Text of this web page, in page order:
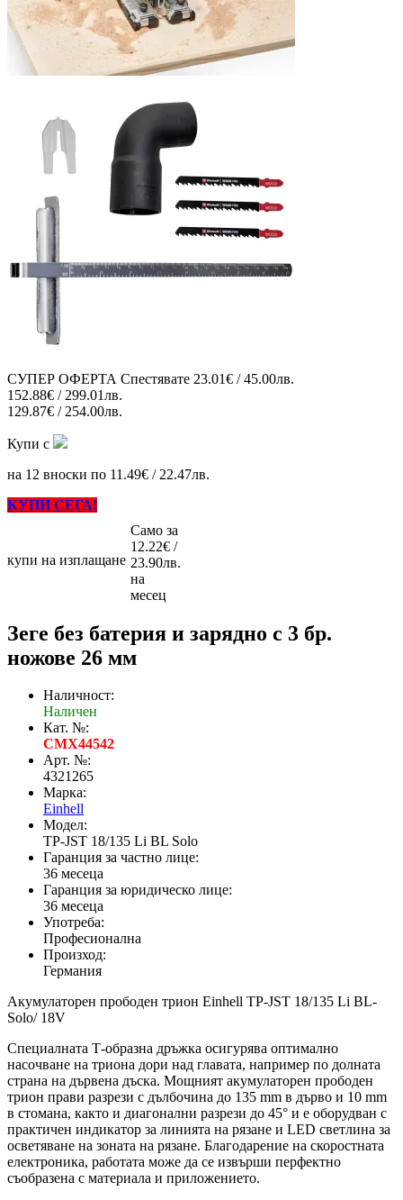
СУПЕР ОФЕРТА Спестявате 23.01€ / 45.00лв.
152.88€ / 299.01лв.
129.87€ / 254.00лв.
Купи с
на 12 вноски по 11.49€ / 22.47лв.
КУПИ СЕГА!
купи на изплащане
Само за
12.22€ /
23.90лв.
на
месец
Зеге без батерия и зарядно с 3 бр.
ножове 26 мм
Наличност:
Наличен
Кат. №:
CMX44542
Арт. №:
4321265
Марка:
Einhell
Модел:
TP-JST 18/135 Li BL Solo
Гаранция за частно лице:
36 месеца
Гаранция за юридическо лице:
36 месеца
Употреба:
Професионална
Произход:
Германия
Акумулаторен прободен трион Einhell TP-JST 18/135 Li BL-
Solo/ 18V
Специалната Т-образна дръжка осигурява оптимално
насочване на триона дори над главата, например по долната
страна на дървена дъска. Мощният акумулаторен прободен
трион прави разрези с дълбочина до 135 mm в дърво и 10 mm
в стомана, както и диагонални разрези до 45° и е оборудван с
практичен индикатор за линията на рязане и LED светлина за
осветяване на зоната на рязане. Благодарение на скоростната
електроника, работата може да се извърши перфектно
съобразена с материала и приложението.